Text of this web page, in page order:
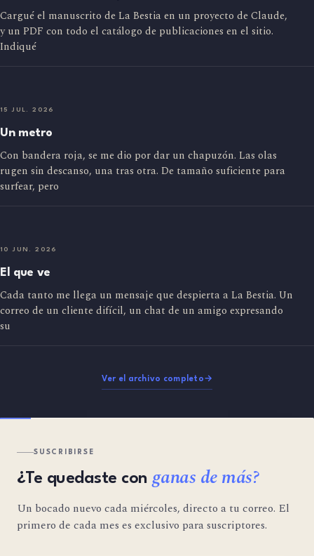
Cargué el manuscrito de La Bestia en un proyecto de Claude,
y un PDF con todo el catálogo de publicaciones en el sitio.
Indiqué
15 JUL. 2026
Un metro
Con bandera roja, se me dio por dar un chapuzón. Las olas
rugen sin descanso, una tras otra. De tamaño suficiente para
surfear, pero
10 JUN. 2026
El que ve
Cada tanto me llega un mensaje que despierta a La Bestia. Un
correo de un cliente difícil, un chat de un amigo expresando
su
Ver el archivo completo→
SUSCRIBIRSE
¿Te quedaste conganas de más?
Un bocado nuevo cada miércoles, directo a tu correo. El
primero de cada mes es exclusivo para suscriptores.